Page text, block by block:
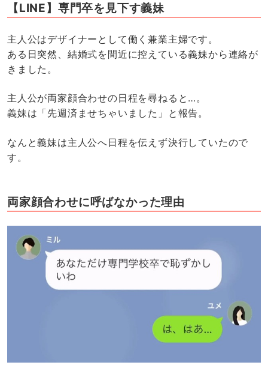
【LINE】専門卒を見下す義妹
主人公はデザイナーとして働く兼業主婦です。
ある日突然、結婚式を間近に控えている義妹から連絡が
きました。
主人公が両家顔合わせの日程を尋ねると…。
義妹は「先週済ませちゃいました」と報告。
なんと義妹は主人公へ日程を伝えず決行していたので
す。
両家顔合わせに呼ばなかった理由